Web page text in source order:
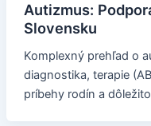
Autizmus:
Slovensku
Komplexný prehľad o
diagnostika, terapie
príbehy rodín a